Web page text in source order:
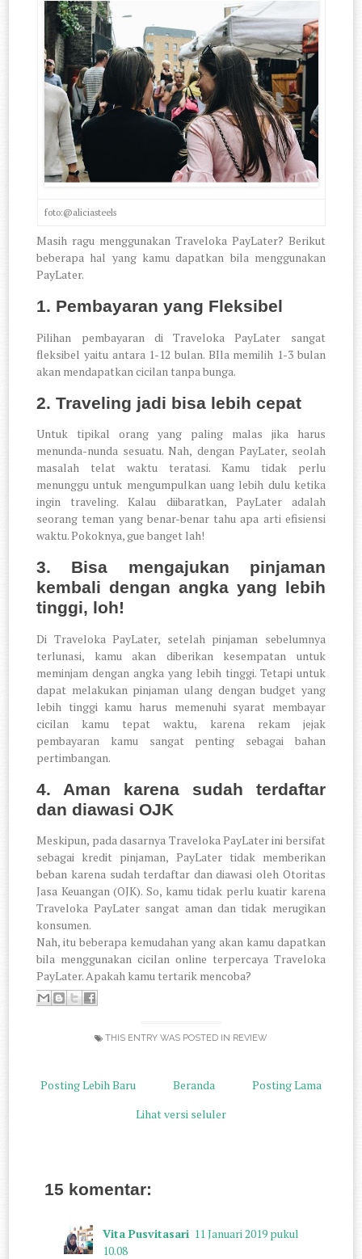
foto:@aliciasteels
Masih ragu menggunakan Traveloka PayLater? Berikut
beberapa hal yang kamu dapatkan bila menggunakan
PayLater.
1. Pembayaran yang Fleksibel
Pilihan pembayaran di Traveloka PayLater sangat
fleksibel yaitu antara 1-12 bulan. BIla memilih 1-3 bulan
akan mendapatkan cicilan tanpa bunga.
2. Traveling jadi bisa lebih cepat
Untuk tipikal orang yang paling malas jika harus
menunda-nunda sesuatu. Nah, dengan PayLater, seolah
masalah telat waktu teratasi. Kamu tidak perlu
menunggu untuk mengumpulkan uang lebih dulu ketika
ingin traveling. Kalau diibaratkan, PayLater adalah
seorang teman yang benar-benar tahu apa arti efisiensi
waktu. Pokoknya, gue banget lah!
3. Bisa mengajukan pinjaman
kembali dengan angka yang lebih
tinggi, loh!
Di Traveloka PayLater, setelah pinjaman sebelumnya
terlunasi, kamu akan diberikan kesempatan untuk
meminjam dengan angka yang lebih tinggi. Tetapi untuk
dapat melakukan pinjaman ulang dengan budget yang
lebih tinggi kamu harus memenuhi syarat membayar
cicilan kamu tepat waktu, karena rekam jejak
pembayaran kamu sangat penting sebagai bahan
pertimbangan.
4. Aman karena sudah terdaftar
dan diawasi OJK
Meskipun, pada dasarnya Traveloka PayLater ini bersifat
sebagai kredit pinjaman, PayLater tidak memberikan
beban karena sudah terdaftar dan diawasi oleh Otoritas
Jasa Keuangan (OJK). So, kamu tidak perlu kuatir karena
Traveloka PayLater sangat aman dan tidak merugikan
konsumen.
Nah, itu beberapa kemudahan yang akan kamu dapatkan
bila menggunakan cicilan online terpercaya Traveloka
PayLater. Apakah kamu tertarik mencoba?
THIS ENTRY WAS POSTED IN REVIEW
Posting Lebih Baru Posting Lama
Beranda
Lihat versi seluler
15 komentar:
Vita Pusvitasari 11 Januari 2019 pukul
10.08